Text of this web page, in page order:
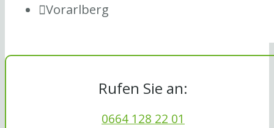
Vorarlberg
Rufen Sie an:
0664 128 22 01